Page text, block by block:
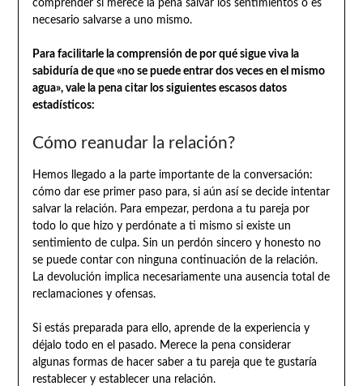
comprender si merece la pena salvar los sentimientos o es
necesario salvarse a uno mismo.
Para facilitarle la comprensión de por qué sigue viva la
sabiduría de que «no se puede entrar dos veces en el mismo
agua», vale la pena citar los siguientes escasos datos
estadísticos:
Cómo reanudar la relación?
Hemos llegado a la parte importante de la conversación:
cómo dar ese primer paso para, si aún así se decide intentar
salvar la relación. Para empezar, perdona a tu pareja por
todo lo que hizo y perdónate a ti mismo si existe un
sentimiento de culpa. Sin un perdón sincero y honesto no
se puede contar con ninguna continuación de la relación.
La devolución implica necesariamente una ausencia total de
reclamaciones y ofensas.
Si estás preparada para ello, aprende de la experiencia y
déjalo todo en el pasado. Merece la pena considerar
algunas formas de hacer saber a tu pareja que te gustaría
restablecer y establecer una relación.